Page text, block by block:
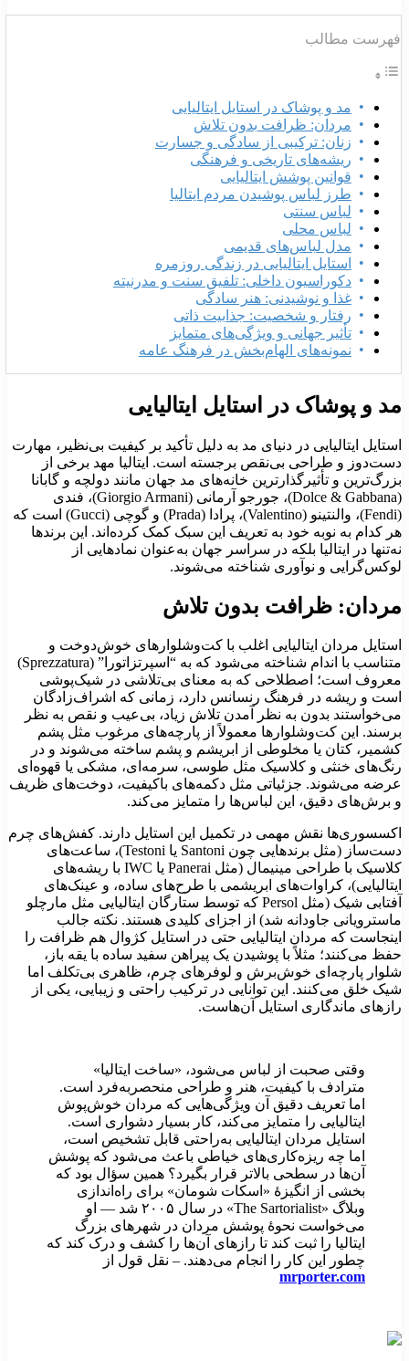
مطالب
مد و پوشاک در استایل ایتالیایی
مردان: ظرافت بدون تلاش
زنان: ترکیبی از سادگی و جسارت
ریشه‌های تاریخی و فرهنگی
قوانین پوشش ایتالیایی
طرز لباس پوشیدن مردم ایتالیا
لباس سنتی
لباس محلی
مدل لباس‌های قدیمی
استایل ایتالیایی در زندگی روزمره
دکوراسیون داخلی: تلفیق سنت و مدرنیته
غذا و نوشیدنی: هنر سادگی
رفتار و شخصیت: جذابیت ذاتی
تأثیر جهانی و ویژگی‌های متمایز
نمونه‌های الهام‌بخش در فرهنگ عامه
و پوشاک در استایل ایتالیایی
ایتالیایی در دنیای مد به دلیل تأکید بر کیفیت بی‌نظیر، مهارت
و طراحی بی‌نقص برجسته است. ایتالیا مهد برخی از
و تأثیرگذارترین خانه‌های مد جهان مانند دولچه و گابانا
(Dolce & Gabbana)، جورجو آرمانی (Giorgio Armani)، فندی
(Fendi)، والنتینو (Valentino)، پرادا (Prada) و گوچی (Gucci) است که
کدام به نوبه خود به تعریف این سبک کمک کرده‌اند. این برندها
در ایتالیا بلکه در سراسر جهان به‌عنوان نمادهایی از
و نوآوری شناخته می‌شوند.
ظرافت بدون تلاش
مردان ایتالیایی اغلب با کت‌وشلوارهای خوش‌دوخت و
متناسب با اندام شناخته می‌شود که به “اسپرتزاتورا” (Sprezzatura)
است؛ اصطلاحی که به معنای بی‌تلاشی در شیک‌پوشی
و ریشه در فرهنگ رنسانس دارد، زمانی که اشراف‌زادگان
بدون به نظر آمدن تلاش زیاد، بی‌عیب و نقص به نظر
این کت‌وشلوارها معمولاً از پارچه‌های مرغوب مثل پشم
کتان یا مخلوطی از ابریشم و پشم ساخته می‌شوند و در
خنثی و کلاسیک مثل طوسی، سرمه‌ای، مشکی یا قهوه‌ای
می‌شوند. جزئیاتی مثل دکمه‌های باکیفیت، دوخت‌های ظریف
برش‌های دقیق، این لباس‌ها را متمایز می‌کند.
نقش مهمی در تکمیل این استایل دارند. کفش‌های چرم
دست‌ساز (مثل برندهایی چون Santoni یا Testoni)، ساعت‌های
کلاسیک با طراحی مینیمال (مثل Panerai یا IWC با ریشه‌های
کراوات‌های ابریشمی با طرح‌های ساده، و عینک‌های
آفتابی شیک (مثل Persol که توسط ستارگان ایتالیایی مثل مارچلو
جاودانه شد) از اجزای کلیدی هستند. نکته جالب
که مردان ایتالیایی حتی در استایل کژوال هم ظرافت را
می‌کنند؛ مثلاً با پوشیدن یک پیراهن سفید ساده با یقه باز،
پارچه‌ای خوش‌برش و لوفرهای چرم، ظاهری بی‌تکلف اما
خلق می‌کنند. این توانایی در ترکیب راحتی و زیبایی، یکی از
ماندگاری استایل آن‌هاست.
وقتی صحبت از لباس می‌شود، «ساخت ایتالیا»
مترادف با کیفیت، هنر و طراحی منحصربه‌فرد است.
اما تعریف دقیق آن ویژگی‌هایی که مردان خوش‌پوش
ایتالیایی را متمایز می‌کند، کار بسیار دشواری است.
استایل مردان ایتالیایی به‌راحتی قابل تشخیص است،
اما چه ریزه‌کاری‌های خیاطی‌ باعث می‌شود که پوشش
آن‌ها در سطحی بالاتر قرار بگیرد؟ همین سؤال بود که
بخشی از انگیزهٔ «اسکات شومان» برای راه‌اندازی
وبلاگ «The Sartorialist» در سال ۲۰۰۵ شد — او
می‌خواست نحوهٔ پوشش مردان در شهرهای بزرگ
ایتالیا را ثبت کند تا رازهای آن‌ها را کشف و درک کند که
چطور این کار را انجام می‌دهند. – نقل قول از
mrporter.com